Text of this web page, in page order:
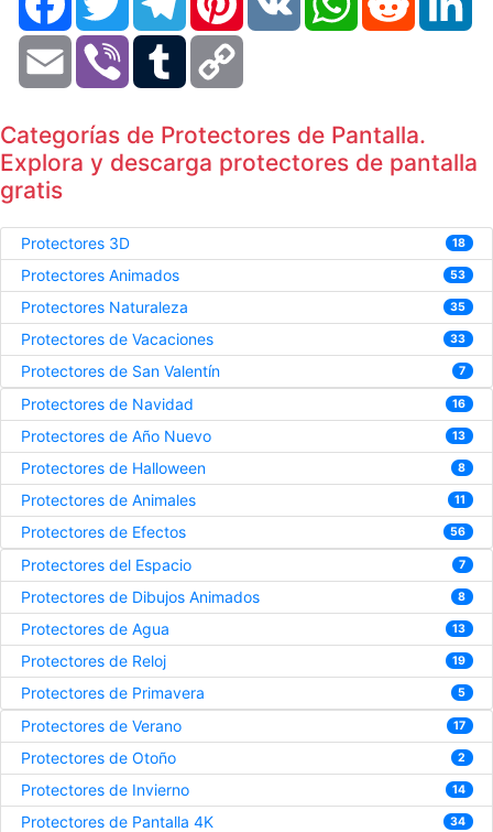
Email Viber Tumblr
Categorías de Protectores de Pantalla.
Explora y descarga protectores de pantalla
gratis
Protectores 3D 18
Protectores Animados 53
Protectores Naturaleza 35
Protectores de Vacaciones 33
Protectores de San Valentín 7
Protectores de Navidad 16
Protectores de Año Nuevo 13
Protectores de Halloween 8
Protectores de Animales 11
Protectores de Efectos 56
Protectores del Espacio 7
Protectores de Dibujos Animados 8
Protectores de Agua 13
Protectores de Reloj 19
Protectores de Primavera 5
Protectores de Verano 17
Protectores de Otoño 2
Protectores de Invierno 14
Protectores de Pantalla 4K 34